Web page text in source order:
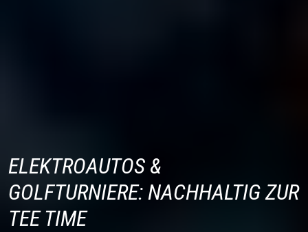
ELEKTROAUTOS &
GOLFTURNIERE: NACHHALTIG ZUR
TEE TIME